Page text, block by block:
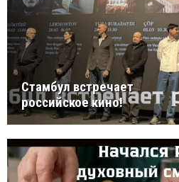
Стамбул встречает
российское кино!